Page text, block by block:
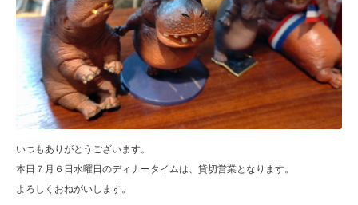
いつもありがとうございます。
本日７月６日水曜日のディナータイムは、貸切営業となります。
よろしくおねがいします。